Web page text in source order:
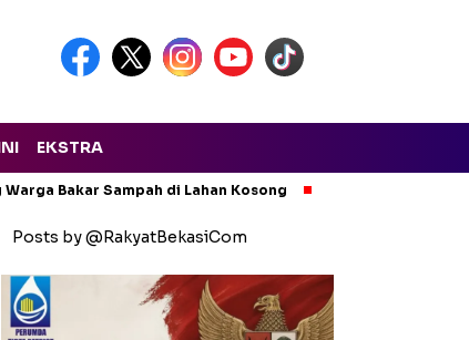
EKSTRA
Bakar Sampah di Lahan Kosong
Posts by @RakyatBekasiCom